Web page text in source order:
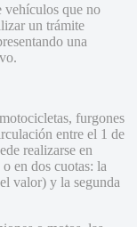
vehículos que no
un trámite
una
furgones
entre el 1 de
realizarse en
en dos cuotas: la
valor) y la segunda